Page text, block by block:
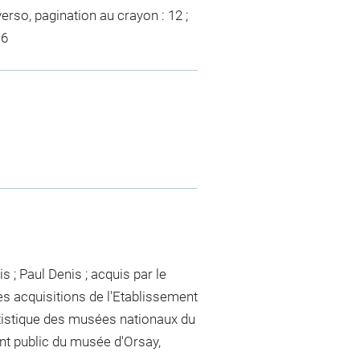
pagination au crayon : 12 ;
; Paul Denis ; acquis par le
acquisitions de l'Etablissement
des musées nationaux du
public du musée d'Orsay,